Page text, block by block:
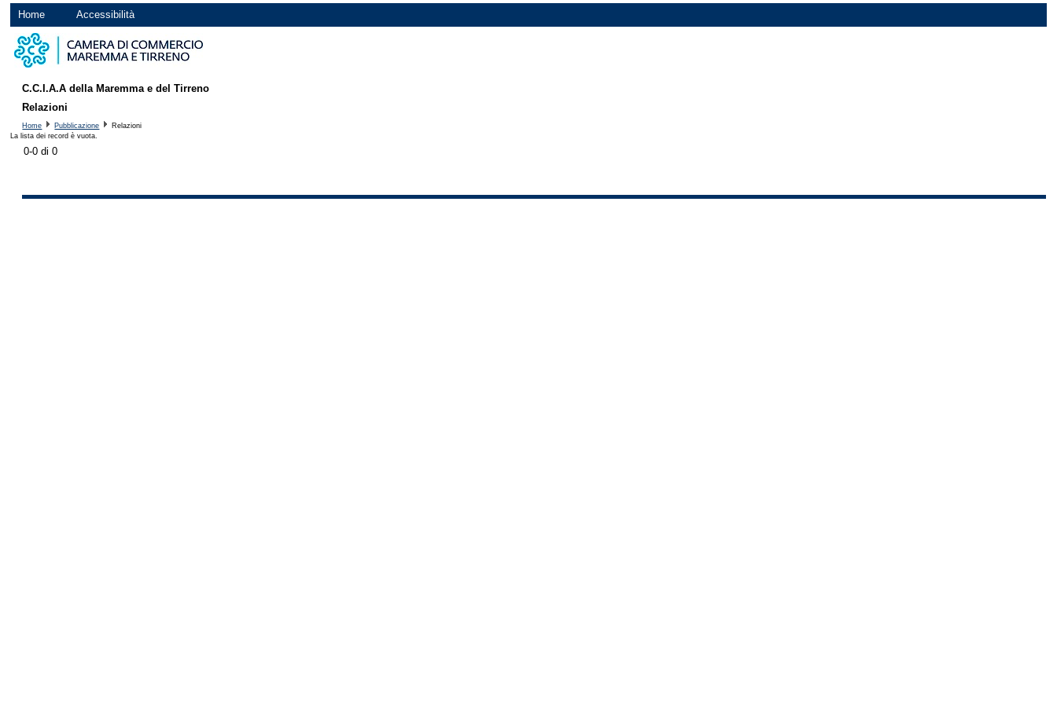
Home Accessibilità
C.C.I.A.A della Maremma e del Tirreno
Relazioni
Home Pubblicazione
Relazioni
La lista dei record è vuota.
0-0 di 0